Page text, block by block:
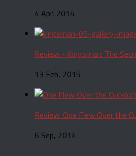
4 Apr, 2014
Review - Kingsman: The
13 Feb, 2015
Review: One Flew Over the
6 Sep, 2014